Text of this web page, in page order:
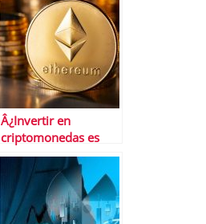
Â¿Invertir en
criptomonedas es
para todos los
inversores?